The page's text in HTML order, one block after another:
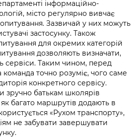
адміністрація
Київ Цифровий
стану
інформаційно-
місто регулярно вивчає
Зазвичай у них можуть
застосунку. Також
для окремих категорій
дозволяють визначати,
сервіси. Таким чином, перед
команда точно розуміє, чого саме
конкретного сервісу.
зручно батькам школярів
як багато маршрутів додають в
«Рухом транспорту»,
не забувати завершувати